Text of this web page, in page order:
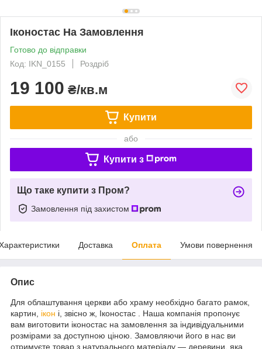
Іконостас На Замовлення
Готово до відправки
Код: IKN_0155
Роздріб
19 100 ₴/кв.м
Купити
або
Купити з
Що таке купити з Пром?
Замовлення під захистом
Доставка Оплата Умови повернення
Опис
Для облаштування церкви або храму необхідно багато рамок,
картин, ікон і, звісно ж, Іконостас . Наша компанія пропонує
вам виготовити іконостас на замовлення за індивідуальними
розмірами за доступною ціною. Замовляючи його в нас ви
отримуєте товар з натурального матеріалу — деревини, яка